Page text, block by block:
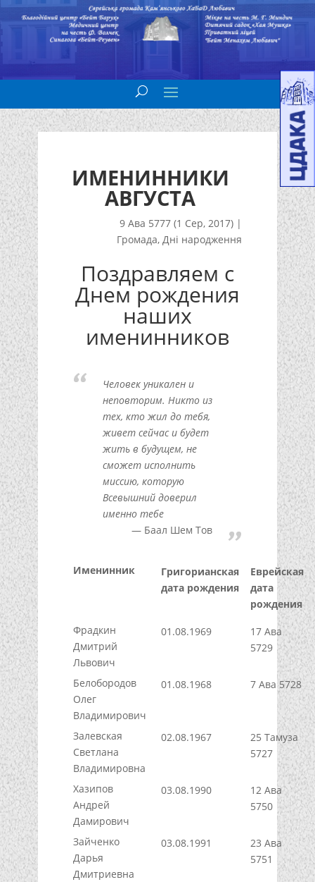
ИМЕНИННИКИ
АВГУСТА
9 Ава 5777 (1 Сер, 2017) |
Громада,Дні народження
Поздравляем с
Днем рождения
наших
именинников
Человек уникален и
неповторим. Никто из
тех, кто жил до тебя,
живет сейчас и будет
жить в будущем, не
сможет исполнить
миссию, которую
Всевышний доверил
именно тебе
Баал Шем Тов
Именинник
Григорианская
дата рождения
Еврейская
дата
рождения
Фрадкин
Дмитрий
Львович
01.08.1969
17 Ава
5729
Белобородов
Олег
Владимирович
01.08.1968 7 Ава 5728
Залевская
Светлана
Владимировна
02.08.1967
25 Тамуза
5727
Хазипов
Андрей
Дамирович
03.08.1990
12 Ава
5750
Зайченко
Дарья
Дмитриевна
03.08.1991
23 Ава
5751